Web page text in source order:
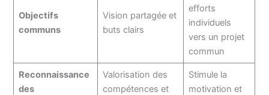
Objectifs
communs
Vision partagée et
buts clairs
efforts
individuels
vers un projet
commun
Reconnaissance
des
Valorisation des
compétences et
Stimule la
motivation et